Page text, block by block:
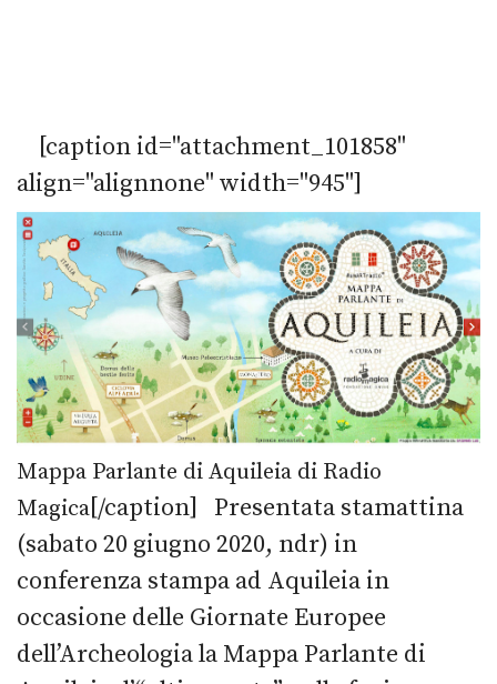
[caption id="attachment_101858"
align="alignnone" width="945"]
Mappa Parlante di Aquileia di Radio
Magica[/caption] Presentata stamattina
(sabato 20 giugno 2020, ndr) in
conferenza stampa ad Aquileia in
occasione delle Giornate Europee
dell’Archeologia la Mappa Parlante di